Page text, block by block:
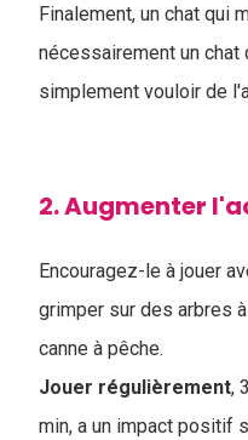
Finalement, un chat qui
nécessairement un chat
simplement vouloir de
2. Augmenter
Encouragez-le à jouer
grimper sur des arbres
canne à pêche.
Jouer régulièrement,
min, a un impact positif